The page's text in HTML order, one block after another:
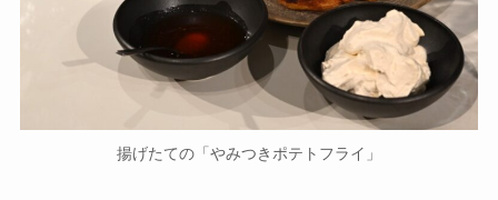
揚げたての「やみつきポテトフライ」